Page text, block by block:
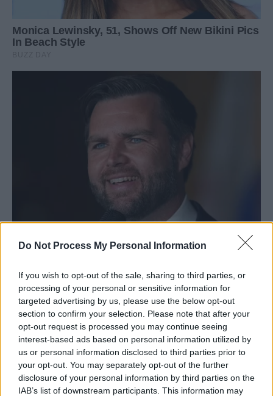
Do Not Process My Personal Information
If you wish to opt-out of the sale, sharing to third parties, or
processing of your personal or sensitive information for
targeted advertising by us, please use the below opt-out
section to confirm your selection. Please note that after your
opt-out request is processed you may continue seeing
interest-based ads based on personal information utilized by
us or personal information disclosed to third parties prior to
your opt-out. You may separately opt-out of the further
disclosure of your personal information by third parties on the
IAB’s list of downstream participants. This information may